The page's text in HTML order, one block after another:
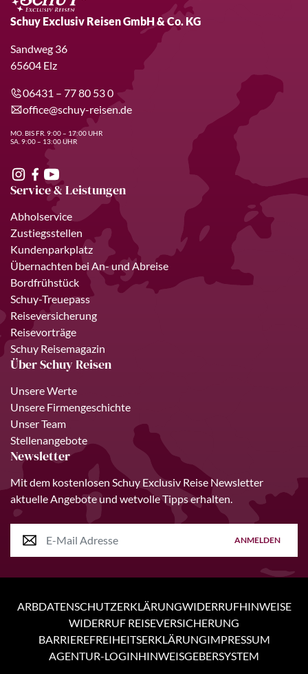
Schuy Exclusiv Reisen GmbH & Co. KG
Sandweg 36
65604 Elz
06431 – 77 80 53 0
office@schuy-reisen.de
MO. BIS FR. 9:00 – 17:00 UHR
SA. 9:00 – 13:00 UHR
Service & Leistungen
Abholservice
Zustiegsstellen
Kundenparkplatz
Übernachten bei An- und Abreise
Bordfrühstück
Schuy-Treuepass
Reiseversicherung
Reisevorträge
Schuy Reisemagazin
Über Schuy Reisen
Unsere Werte
Unsere Firmengeschichte
Unser Team
Stellenangebote
Newsletter
Mit dem kostenlosen Schuy Exclusiv Reise Newsletter
aktuelle Angebote und wetvolle Tipps erhalten.
ANMELDEN
ARBDATENSCHUTZERKLÄRUNGWIDERRUFHINWEISE
WIDERRUF REISEVERSICHERUNG
BARRIEREFREIHEITSERKLÄRUNGIMPRESSUM
AGENTUR-LOGINHINWEISGEBERSYSTEM